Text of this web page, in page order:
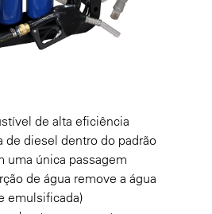
de alta eficiência
de diesel dentro do padrão
uma única passagem
de água remove a água
emulsificada)